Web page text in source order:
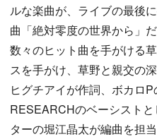
ルな楽曲が、ライブの最後
曲「絶対零度の世界から」
数々のヒット曲を手がける
スを手がけ、草野と親交の
ヒグチアイが作詞、ボカロ
RESEARCHのベーシスト
ターの堀江晶太が編曲を担